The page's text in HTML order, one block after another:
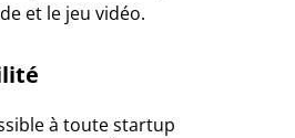
et le jeu vidéo.
à toute startup